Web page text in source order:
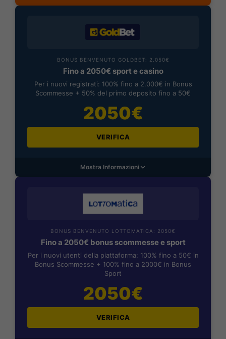
BONUS BENVENUTO GOLDBET: 2.050€
Fino a 2050€ sport e casino
Per i nuovi registrati: 100% fino a 2.000€ in Bonus
Scommesse + 50% del primo deposito fino a 50€
2050€
VERIFICA
Mostra Informazioni
BONUS BENVENUTO LOTTOMATICA: 2050€
Fino a 2050€ bonus scommesse e sport
Per i nuovi utenti della piattaforma: 100% fino a 50€ in
Bonus Scommesse + 100% fino a 2000€ in Bonus
Sport
2050€
VERIFICA